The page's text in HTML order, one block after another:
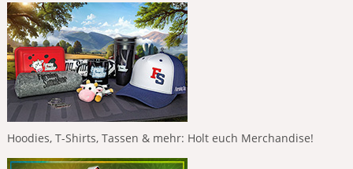
Hoodies, T-Shirts, Tassen & mehr: Holt euch Merchandise!